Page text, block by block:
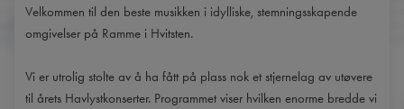
Velkommen til den beste musikken i idylliske, stemningsskapende
omgivelser på Ramme i Hvitsten.
Vi er utrolig stolte av å ha fått på plass nok et stjernelag av utøvere
til årets Havlystkonserter. Programmet viser hvilken enorme bredde vi